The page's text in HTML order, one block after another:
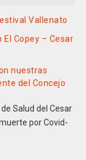
Vallenato
Copey – Cesar
nuestras
del Concejo
Salud del Cesar
por Covid-